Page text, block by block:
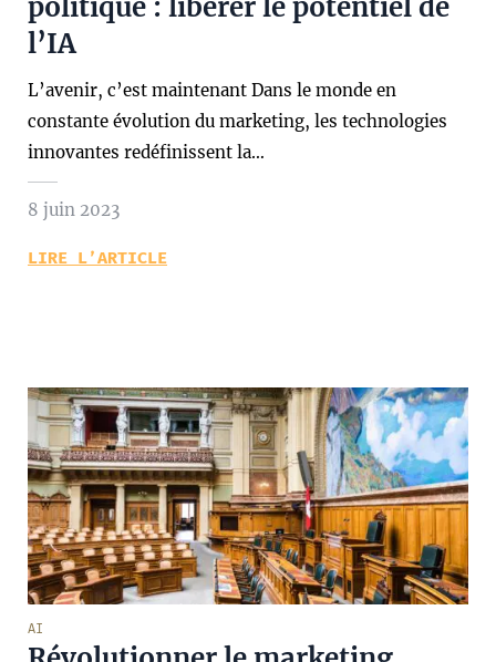
politique : libérer le potentiel de
l’IA
L’avenir, c’est maintenant Dans le monde en
constante évolution du marketing, les technologies
innovantes redéfinissent la…
8 juin 2023
LIRE L’ARTICLE
AI